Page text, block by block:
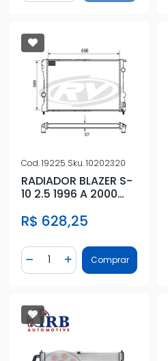
Cod.19225 Sku.10202320
RADIADOR BLAZER S-
10 2.5 1996 A 2000
R$ 628,25
Diminuir Quantidade
Quantidade
Adicionar Quantidade
Comprar